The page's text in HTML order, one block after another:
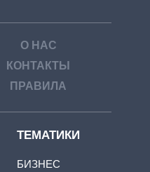
О НАС
КОНТАКТЫ
ПРАВИЛА
ТЕМАТИКИ
БИЗНЕС